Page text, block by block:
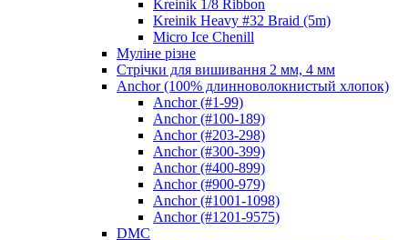
Kreinik 1/8 Ribbon
Kreinik Heavy #32 Braid (5m)
Micro Ice Chenill
Муліне різне
Стрічки для вишивання 2 мм, 4 мм
Anchor (100% длинноволокнистый хлопок)
Anchor (#1-99)
Anchor (#100-189)
Anchor (#203-298)
Anchor (#300-399)
Anchor (#400-899)
Anchor (#900-979)
Anchor (#1001-1098)
Anchor (#1201-9575)
DMC